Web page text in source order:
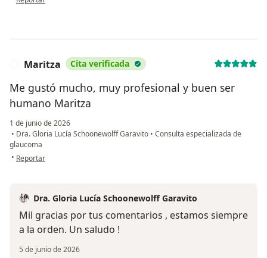
Maritza Cita verificada
Me gustó mucho, muy profesional y buen ser
humano Maritza
1 de junio de 2026
• Dra. Gloria Lucía Schoonewolff Garavito • Consulta especializada de
glaucoma
• en opinión del usuario Maritza
Reportar
Dra. Gloria Lucía Schoonewolff Garavito
Mil gracias por tus comentarios , estamos siempre
a la orden. Un saludo !
5 de junio de 2026